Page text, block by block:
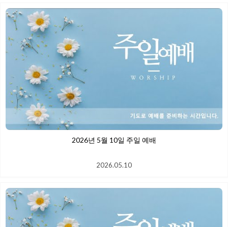
2026년 5월 10일 주일 예배
2026.05.10